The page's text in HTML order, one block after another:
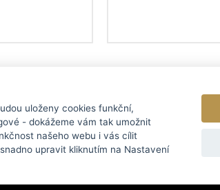
MENU
uloženy cookies funkční,
- dokážeme vám tak umožnit
našeho webu i vás cílit
upravit kliknutím na Nastavení